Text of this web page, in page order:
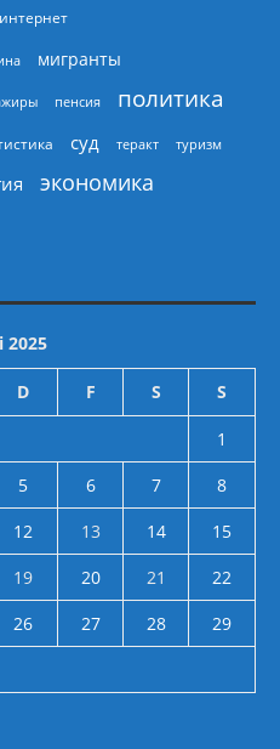
интернет
мигранты
пенсия политика
суд теракт туризм
экономика
2025
D F S S
1
5 6 7
8
12 13 14
15
19 20 21
22
26 27 28
29